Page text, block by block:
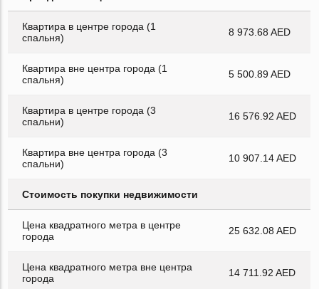
Квартира в центре города (1
спальня)
8 973.68 AED
Квартира вне центра города (1
спальня)
5 500.89 AED
Квартира в центре города (3
спальни)
16 576.92 AED
Квартира вне центра города (3
спальни)
10 907.14 AED
Стоимость покупки недвижимости
Цена квадратного метра в центре
города
25 632.08 AED
Цена квадратного метра вне центра
города
14 711.92 AED